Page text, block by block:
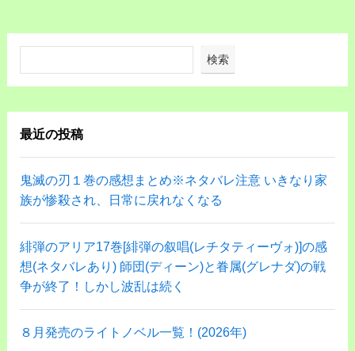
検索
最近の投稿
鬼滅の刃１巻の感想まとめ※ネタバレ注意 いきなり家
族が惨殺され、日常に戻れなくなる
緋弾のアリア17巻[緋弾の叙唱(レチタティーヴォ)]の感
想(ネタバレあり) 師団(ディーン)と眷属(グレナダ)の戦
争が終了！しかし波乱は続く
８月発売のライトノベル一覧！(2026年)